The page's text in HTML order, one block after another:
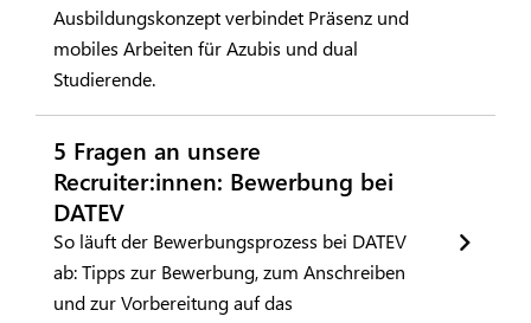
Ausbildungskonzept verbindet Präsenz und
mobiles Arbeiten für Azubis und dual
Studierende.
5 Fragen an unsere
Recruiter:innen: Bewerbung bei
DATEV
So läuft der Bewerbungsprozess bei DATEV
ab: Tipps zur Bewerbung, zum Anschreiben
und zur Vorbereitung auf das